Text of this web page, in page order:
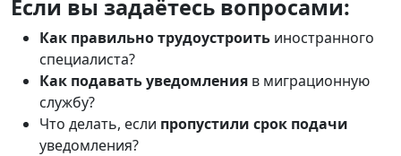
Если вы задаётесь вопросами:
Как правильно трудоустроить иностранного
специалиста?
Как подавать уведомления в миграционную
службу?
Что делать, если пропустили срок подачи
уведомления?